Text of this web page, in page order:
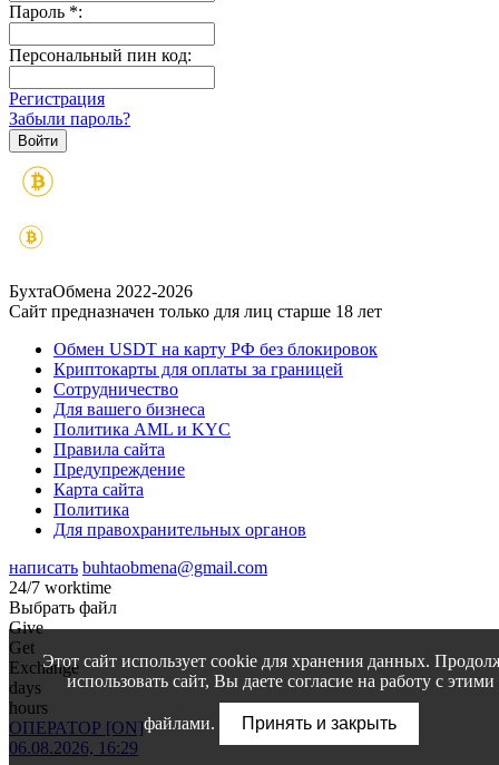
Пароль *:
Персональный пин код:
Регистрация
Забыли пароль?
БухтаОбмена 2022-2026
Сайт предназначен только для лиц старше 18 лет
Обмен USDT на карту РФ без блокировок
Криптокарты для оплаты за границей
Сотрудничество
Для вашего бизнеса
Политика AML и KYC
Правила сайта
Предупреждение
Карта сайта
Политика
Для правохранительных органов
написать buhtaobmena@gmail.com
24/7 worktime
Выбрать файл
Give
Get
Exchange
days
hours
ОПЕРАТОР [ON]
06.08.2026, 16:29
Этот сайт использует cookie для хранения данных.
использовать сайт, Вы даете согласие на работу с этими
файлами. Принять и закрыть